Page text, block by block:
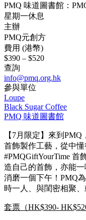
PMQ 味道圖書館：
星期一休息
主辦
PMQ元創方
費用 (港幣)
$390 – $520
查詢
info@pmq.org.hk
參與單位
Loupe
Black Sugar Coffee
PMQ 味道圖書館
【7月限定】來到
首飾製作工藝，從中
#PMQGiftYourTime
造自己的首飾，亦能
消磨一個下午！PMQ
時一人、與閨密相聚、
套票（HK$390-